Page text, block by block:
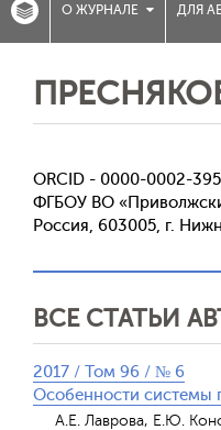
О ЖУРНАЛЕ ДЛЯ
ORCID - 0000-0002-
ФГБОУ ВО
Россия, 603005, г.
ВСЕ СТАТЬИ
2017 / Том 96 / № 6
Особенности системы
А.Е. Лаврова, Е.Ю.